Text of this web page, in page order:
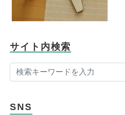
サイト内検索
検索
SNS